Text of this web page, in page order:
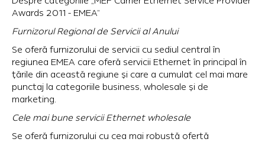
Awards 2011 - EMEA”
Furnizorul Regional de Servicii al Anului
Se oferă furnizorului de servicii cu sediul central în
regiunea EMEA care oferă servicii Ethernet în principal în
țările din această regiune și care a cumulat cel mai mare
punctaj la categoriile business, wholesale și de
marketing.
Cele mai bune servicii Ethernet wholesale
Se oferă furnizorului cu cea mai robustă ofertă